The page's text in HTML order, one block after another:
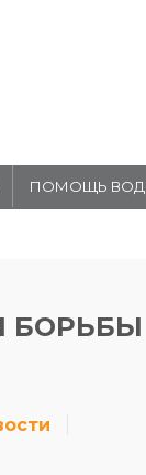
ПОМОЩЬ
БОРЬБЫ